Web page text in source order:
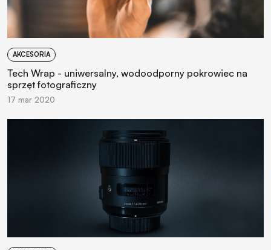
AKCESORIA
Tech Wrap - uniwersalny, wodoodporny pokrowiec na
sprzęt fotograficzny
17 mar 2020